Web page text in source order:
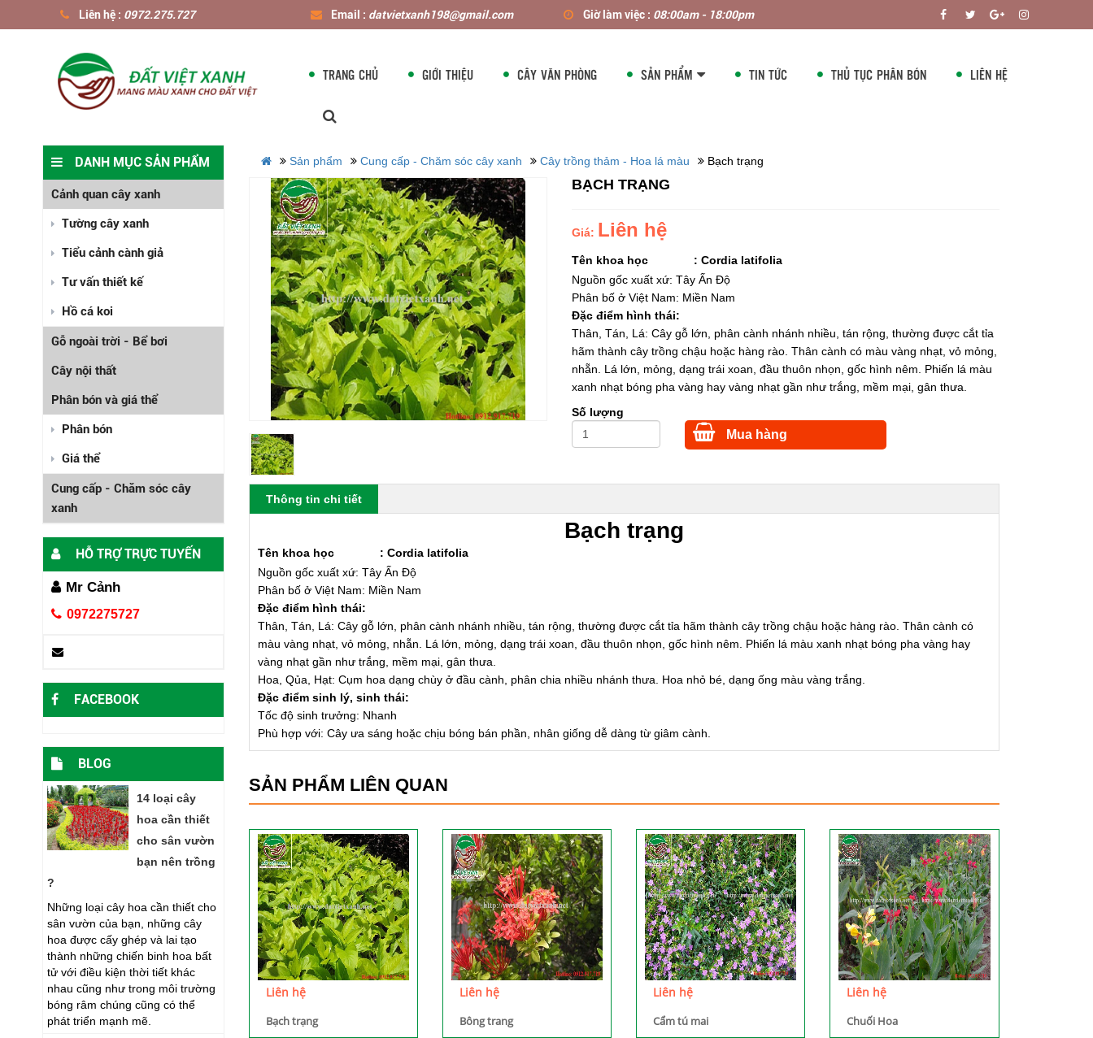
Liên hệ : 0972.275.727 Email : datvietxanh198@gmail.com Giờ làm việc : 08:00am - 18:00pm
TRANG CHỦ GIỚI THIỆU CÂY VĂN PHÒNG SẢN PHẨM TIN TỨC THỦ TỤC PHÂN BÓN LIÊN HỆ
DANH MỤC SẢN PHẨM
Cảnh quan cây xanh
Tường cây xanh
Tiểu cảnh cành giả
Tư vấn thiết kế
Hồ cá koi
Gỗ ngoài trời - Bể bơi
Cây nội thất
Phân bón và giá thể
Phân bón
Giá thể
Cung cấp - Chăm sóc cây
xanh
HỖ TRỢ TRỰC TUYẾN
Mr Cảnh
0972275727
FACEBOOK
BLOG
14 loại cây
hoa cần thiết
cho sân vườn
bạn nên trồng
?
Những loại cây hoa cần thiết cho
sân vườn của bạn, những cây
hoa được cấy ghép và lai tạo
thành những chiến binh hoa bất
tử với điều kiện thời tiết khác
nhau cũng như trong môi trường
bóng râm chúng cũng có thể
phát triển mạnh mẽ.
Sản phẩm Cung cấp - Chăm sóc cây xanh Cây trồng thảm - Hoa lá màu Bạch trạng
BẠCH TRẠNG
Giá: Liên hệ
Tên khoa học : Cordia latifolia
Nguồn gốc xuất xứ: Tây Ấn Độ
Phân bố ở Việt Nam: Miền Nam
Đặc điểm hình thái:
Thân, Tán, Lá: Cây gỗ lớn, phân cành nhánh nhiều, tán rộng, thường được cắt tỉa
hãm thành cây trồng chậu hoặc hàng rào. Thân cành có màu vàng nhạt, vỏ mỏng,
nhẵn. Lá lớn, mỏng, dạng trái xoan, đầu thuôn nhọn, gốc hình nêm. Phiến lá màu
xanh nhạt bóng pha vàng hay vàng nhạt gần như trắng, mềm mại, gân thưa.
Số lượng
Mua hàng
Thông tin chi tiết
Bạch trạng
Tên khoa học : Cordia latifolia
Nguồn gốc xuất xứ: Tây Ấn Độ
Phân bố ở Việt Nam: Miền Nam
Đặc điểm hình thái:
Thân, Tán, Lá: Cây gỗ lớn, phân cành nhánh nhiều, tán rộng, thường được cắt tỉa hãm thành cây trồng chậu hoặc hàng rào. Thân cành có
màu vàng nhạt, vỏ mỏng, nhẵn. Lá lớn, mỏng, dạng trái xoan, đầu thuôn nhọn, gốc hình nêm. Phiến lá màu xanh nhạt bóng pha vàng hay
vàng nhạt gần như trắng, mềm mại, gân thưa.
Hoa, Qủa, Hạt: Cụm hoa dạng chùy ở đầu cành, phân chia nhiều nhánh thưa. Hoa nhỏ bé, dạng ống màu vàng trắng.
Đặc điểm sinh lý, sinh thái:
Tốc độ sinh trưởng: Nhanh
Phù hợp với: Cây ưa sáng hoặc chịu bóng bán phần, nhân giống dễ dàng từ giâm cành.
SẢN PHẨM LIÊN QUAN
Liên hệ
Bạch trạng
Liên hệ
Bông trang
Liên hệ
Cẩm tú mai
Liên hệ
Chuối Hoa